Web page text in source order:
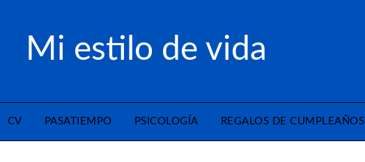
Mi estilo de vida
CV PASATIEMPO PSICOLOGÍA REGALOS DE CUMPLEAÑOS